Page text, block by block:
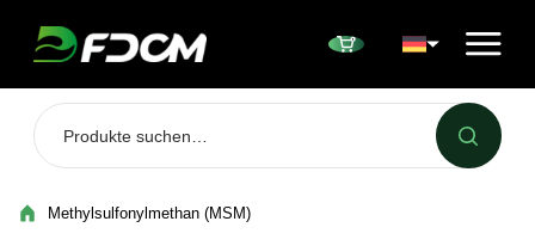
Methylsulfonylmethan (MSM)